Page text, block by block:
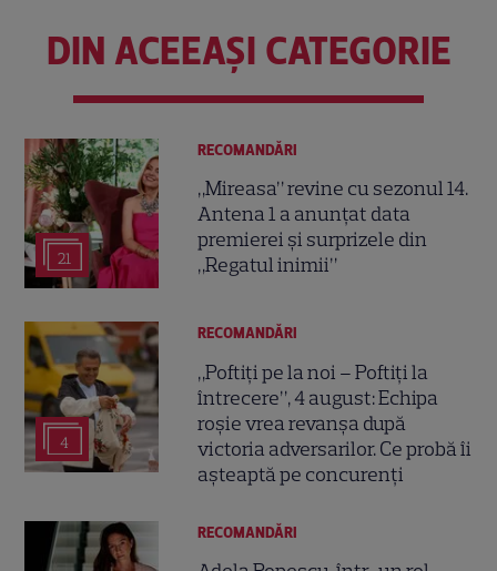
DIN ACEEAȘI CATEGORIE
21
RECOMANDĂRI
„Mireasa” revine cu sezonul 14.
Antena 1 a anunțat data
premierei și surprizele din
„Regatul inimii”
4
RECOMANDĂRI
„Poftiți pe la noi – Poftiți la
întrecere”, 4 august: Echipa
roșie vrea revanșa după
victoria adversarilor. Ce probă îi
așteaptă pe concurenți
RECOMANDĂRI